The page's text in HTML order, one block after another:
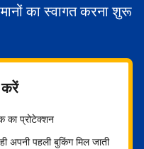
का स्वागत करना शुरू
करें
का प्रोटेक्शन
अपनी पहली बुकिंग मिल जाती